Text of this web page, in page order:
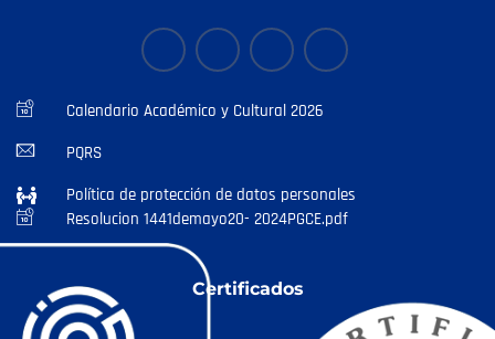
Calendario Académico y Cultural 2026
PQRS
Política de protección de datos personales
Resolucion 1441demayo20- 2024PGCE.pdf
Certificados